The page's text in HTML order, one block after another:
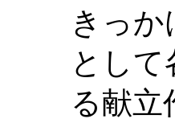
きっか
とし
る献立